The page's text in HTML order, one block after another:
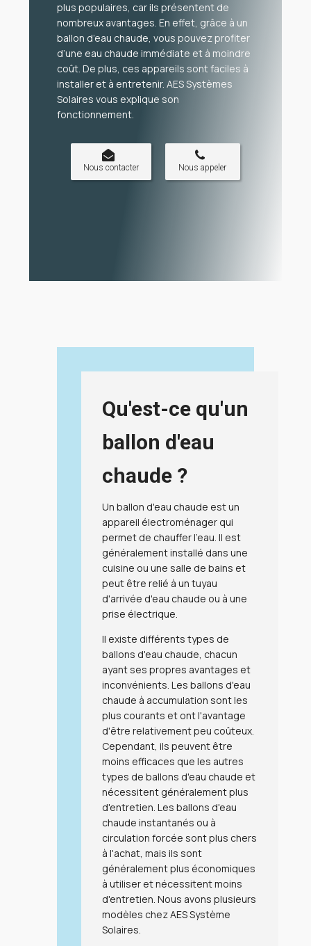
plus populaires, car ils présentent de
nombreux avantages. En effet, grâce à un
ballon d’eau chaude, vous pouvez profiter
d’une eau chaude immédiate et à moindre
coût. De plus, ces appareils sont faciles à
installer et à entretenir. AES Systèmes
Solaires vous explique son
fonctionnement.
Nous contacter Nous appeler
Qu'est-ce qu'un
ballon d'eau
chaude ?
Un ballon d'eau chaude est un
appareil électroménager qui
permet de chauffer l'eau. Il est
généralement installé dans une
cuisine ou une salle de bains et
peut être relié à un tuyau
d'arrivée d'eau chaude ou à une
prise électrique.
Il existe différents types de
ballons d'eau chaude, chacun
ayant ses propres avantages et
inconvénients. Les ballons d'eau
chaude à accumulation sont les
plus courants et ont l'avantage
d'être relativement peu coûteux.
Cependant, ils peuvent être
moins efficaces que les autres
types de ballons d'eau chaude et
nécessitent généralement plus
d'entretien. Les ballons d'eau
chaude instantanés ou à
circulation forcée sont plus chers
à l'achat, mais ils sont
généralement plus économiques
à utiliser et nécessitent moins
d'entretien. Nous avons plusieurs
modèles chez AES Système
Solaires.